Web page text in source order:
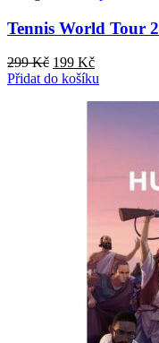
Tennis World Tour 2
299Kč Původní
cena
199 KčAktuální
cena
Přidat do košíku